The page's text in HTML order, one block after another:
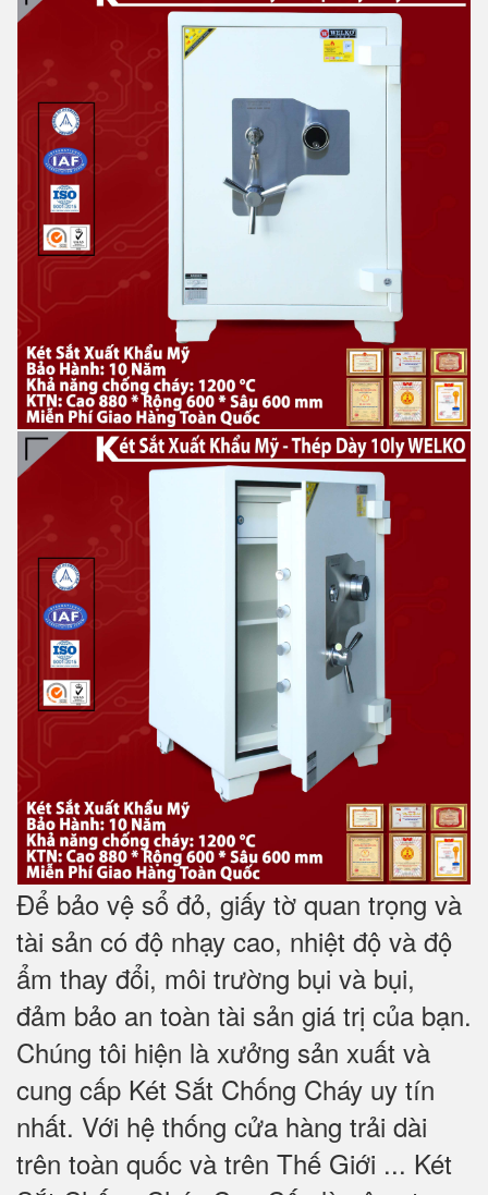
Để bảo vệ sổ đỏ, giấy tờ quan trọng và
tài sản có độ nhạy cao, nhiệt độ và độ
ẩm thay đổi, môi trường bụi và bụi,
đảm bảo an toàn tài sản giá trị của bạn.
Chúng tôi hiện là xưởng sản xuất và
cung cấp Két Sắt Chống Cháy uy tín
nhất. Với hệ thống cửa hàng trải dài
trên toàn quốc và trên Thế Giới ... Két